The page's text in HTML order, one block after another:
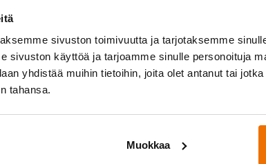
sivuston toimivuutta ja tarjotaksemme
sivuston käyttöä ja tarjoamme sinulle personoituja
yhdistää muihin tietoihin, joita olet antanut tai
tahansa.
Muokkaa